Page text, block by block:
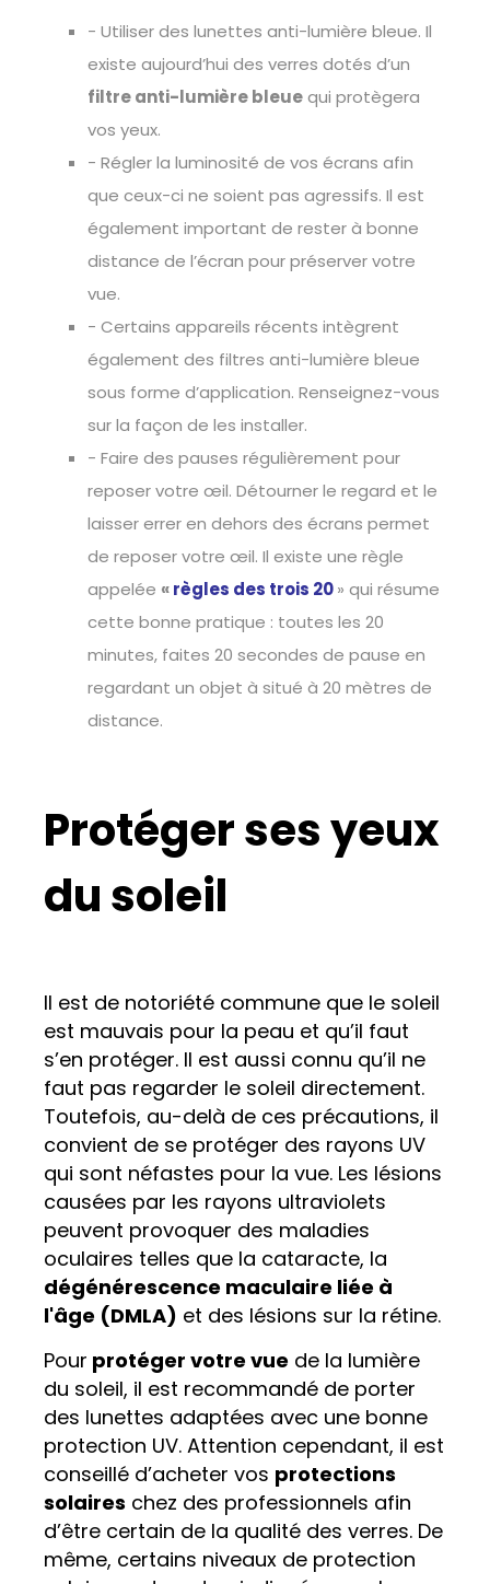
- Utiliser des lunettes anti-lumière bleue. Il
existe aujourd’hui des verres dotés d’un
filtre anti-lumière bleuequi protègera
vos yeux.
- Régler la luminosité de vos écrans afin
que ceux-ci ne soient pas agressifs. Il est
également important de rester à bonne
distance de l’écran pour préserver votre
vue.
- Certains appareils récents intègrent
également des filtres anti-lumière bleue
sous forme d’application. Renseignez-vous
sur la façon de les installer.
- Faire des pauses régulièrement pour
reposer votre œil. Détourner le regard et le
laisser errer en dehors des écrans permet
de reposer votre œil. Il existe une règle
appelée «règles des trois 20» qui résume
cette bonne pratique : toutes les 20
minutes, faites 20 secondes de pause en
regardant un objet à situé à 20 mètres de
distance.
Protéger ses yeux
du soleil
Il est de notoriété commune que le soleil
est mauvais pour la peau et qu’il faut
s’en protéger. Il est aussi connu qu’il ne
faut pas regarder le soleil directement.
Toutefois, au-delà de ces précautions, il
convient de se protéger des rayons UV
qui sont néfastes pour la vue. Les lésions
causées par les rayons ultraviolets
peuvent provoquer des maladies
oculaires telles que la cataracte, la
dégénérescence maculaire liée à
l'âge (DMLA) et des lésions sur la rétine.
Pour protéger votre vue de la lumière
du soleil, il est recommandé de porter
des lunettes adaptées avec une bonne
protection UV. Attention cependant, il est
conseillé d’acheter vos protections
solaires chez des professionnels afin
d’être certain de la qualité des verres. De
même, certains niveaux de protection